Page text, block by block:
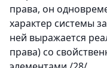
права, он
характер системы
ней выражается
права) со